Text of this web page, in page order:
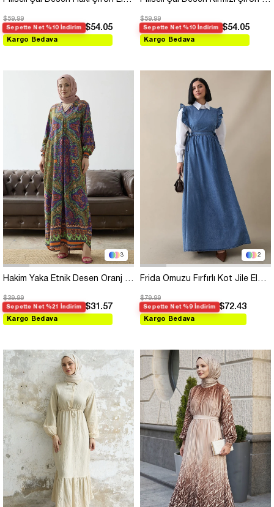
$59.99
Sepette Net %10 İndirim $54.05
Kargo Bedava
$59.99
Sepette Net %10 İndirim $54.05
Kargo Bedava
3
$39.99
Sepette Net %21 İndirim $31.57
Kargo Bedava
2
$79.99
Sepette Net %9 İndirim $72.43
Kargo Bedava